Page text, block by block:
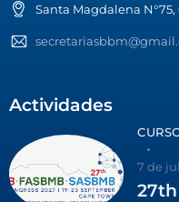
Santa Magdalena
Actividades
7 de